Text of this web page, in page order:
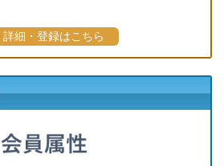
詳細・登録はこちら